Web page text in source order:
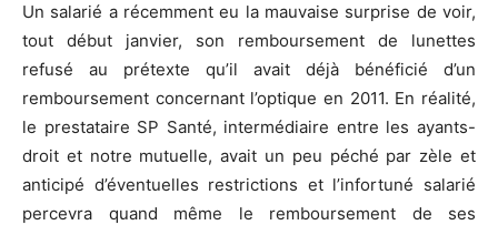
Un salarié a récemment eu la mauvaise surprise de voir,
tout début janvier, son remboursement de lunettes
refusé au prétexte qu’il avait déjà bénéficié d’un
remboursement concernant l’optique en 2011. En réalité,
le prestataire SP Santé, intermédiaire entre les ayants-
droit et notre mutuelle, avait un peu péché par zèle et
anticipé d’éventuelles restrictions et l’infortuné salarié
percevra quand même le remboursement de ses